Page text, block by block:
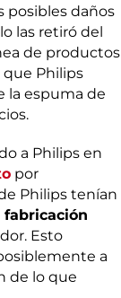
posibles daños
las retiró del
de productos
que Philips
la espuma de
a Philips en
por
Philips tenían
Esto
a
de lo que